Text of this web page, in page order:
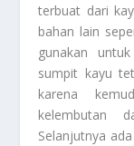
terbuat dari
bahan lain
gunakan
sumpit kayu
karena
kelembutan
Selanjutnya